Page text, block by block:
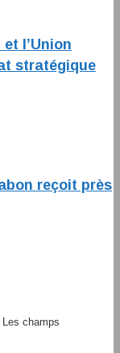
l’Union
stratégique
reçoit près
Les champs